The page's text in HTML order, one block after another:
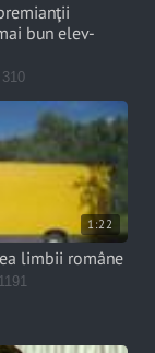
bun elev-
310
1:22
limbii române
1191